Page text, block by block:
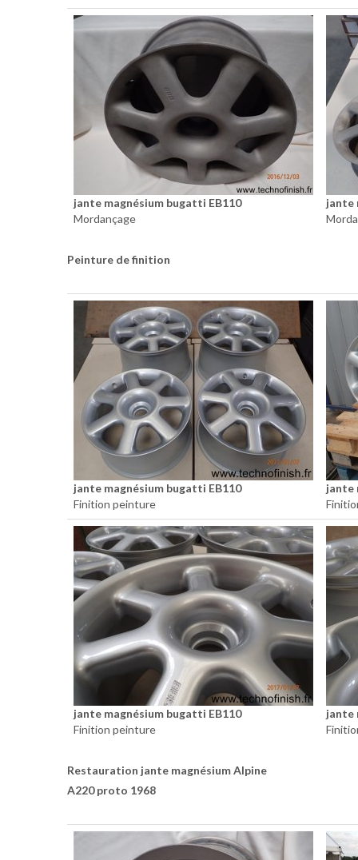
jante magnésium bugatti EB110
Mordançage
jante
Peinture de finition
jante magnésium bugatti EB110
Finition peinture
jante
jante magnésium bugatti EB110
Finition peinture
jante
Restauration jante magnésium Alpine
A220 proto 1968